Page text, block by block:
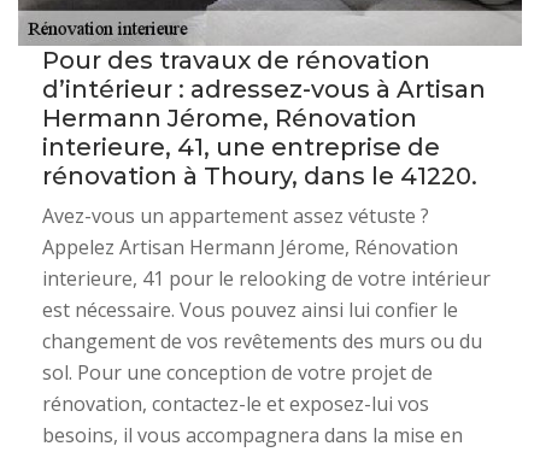
Pour des travaux de rénovation
d’intérieur : adressez-vous à Artisan
Hermann Jérome, Rénovation
interieure, 41, une entreprise de
rénovation à Thoury, dans le 41220.
Avez-vous un appartement assez vétuste ?
Appelez Artisan Hermann Jérome, Rénovation
interieure, 41 pour le relooking de votre intérieur
est nécessaire. Vous pouvez ainsi lui confier le
changement de vos revêtements des murs ou du
sol. Pour une conception de votre projet de
rénovation, contactez-le et exposez-lui vos
besoins, il vous accompagnera dans la mise en